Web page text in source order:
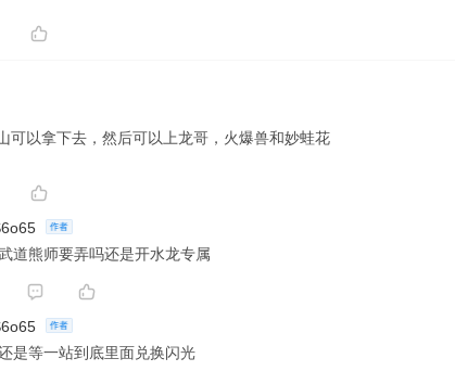
可以拿下去，然后可以上龙哥，火爆兽和妙蛙花
道熊师要弄吗还是开水龙专属
是等一站到底里面兑换闪光